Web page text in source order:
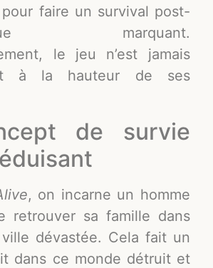
faire un survival post-
marquant.
le jeu n’est jamais
à la hauteur de ses
de survie
, on incarne un homme
retrouver sa famille dans
dévastée. Cela fait un
dans ce monde détruit et